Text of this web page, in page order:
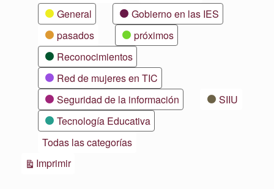
General
Gobierno en las IES
pasados
próximos
Reconocimientos
Red de mujeres en TIC
Seguridad de la información
SIIU
Tecnología Educativa
Todas las categorías
ImprimirVistas